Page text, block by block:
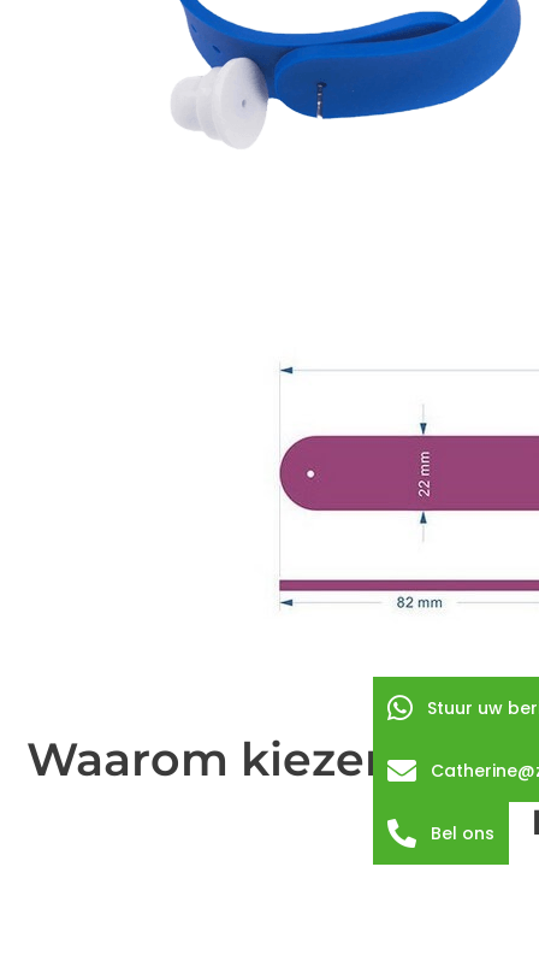
Waarom kiezen voor
Stuur uw
Bel ons